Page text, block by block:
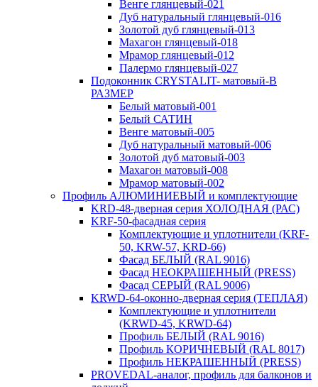
Венге глянцевый-021
Дуб натуральный глянцевый-016
Золотой дуб глянцевый-013
Махагон глянцевый-018
Мрамор глянцевый-012
Палермо глянцевый-027
Подоконник CRYSTALIT- матовый-В
РАЗМЕР
Белый матовый-001
Белый САТИН
Венге матовый-005
Дуб натуральный матовый-006
Золотой дуб матовый-003
Махагон матовый-008
Мрамор матовый-002
Профиль АЛЮМИНИЕВЫЙ и комплектующие
KRD-48-дверная серия ХОЛОДНАЯ (РАС)
KRF-50-фасадная серия
Комплектующие и уплотнители (KRF-
50, KRW-57, KRD-66)
Фасад БЕЛЫЙ (RAL 9016)
Фасад НЕОКРАШЕННЫЙ (PRESS)
Фасад СЕРЫЙ (RAL 9006)
KRWD-64-оконно-дверная серия (ТЕПЛАЯ)
Комплектующие и уплотнители
(KRWD-45, KRWD-64)
Профиль БЕЛЫЙ (RAL 9016)
Профиль КОРИЧНЕВЫЙ (RAL 8017)
Профиль НЕКРАШЕННЫЙ (PRESS)
PROVEDAL-аналог, профиль для балконов и